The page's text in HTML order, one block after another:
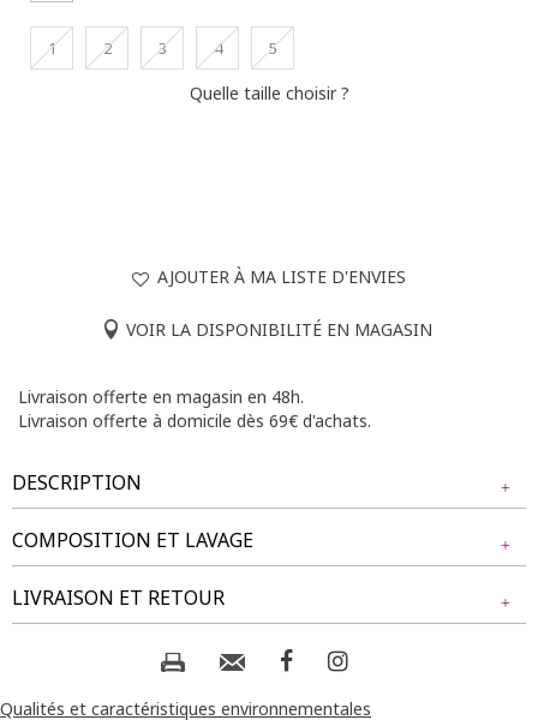
1 2 3 4 5
Quelle taille choisir ?
AJOUTER À MA LISTE D'ENVIES
VOIR LA DISPONIBILITÉ EN MAGASIN
Livraison offerte en magasin en 48h.
Livraison offerte à domicile dès 69€ d'achats.
DESCRIPTION
T-shirt à manches courtes en maille. Coupe ample avec un
col en V. Manches courtes et légèrement évasées. Détails en
paillettes sur l'ensemble du tissu. Longueur : 70cm. Finition
des bords arrondie.
Notre mannequin Béatrice mesure 1m77 et porte un t-shirt
COMPOSITION ET LAVAGE
Tissu principal : 100% POLYESTER
Doublure : 95% VISCOSE, 5% ELASTHANE
Composition et lavage :
LIVRAISON ET RETOUR
NOS MODES DE LIVRAISON
Livraison Magasin :
Qualités et caractéristiques environnementales